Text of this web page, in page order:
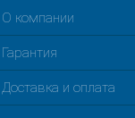
О компании
Гарантия
Доставка и оплата